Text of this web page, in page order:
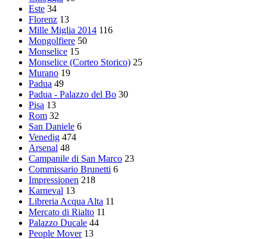
Este 34
Florenz 13
Mille Miglia 2014 116
Mongolfiere 50
Monselice 15
Monselice (Corteo Storico) 25
Murano 19
Padua 49
Padua - Palazzo del Bo 30
Pisa 13
Rom 32
San Daniele 6
Venedig 474
Arsenal 48
Campanile di San Marco 23
Commissario Brunetti 6
Impressionen 218
Karneval 13
Libreria Acqua Alta 11
Mercato di Rialto 11
Palazzo Ducale 44
People Mover 13